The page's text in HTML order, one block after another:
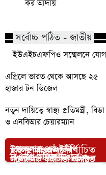
কর আদায়
সর্বোচ্চ পঠিত - জাতীয়
ইউএইচএফপিও সম্মেলনে যোগ
এপ্রিলে ভারত থেকে আসছে ২৫
হাজার টন ডিজেল
নতুন দায়িত্বে স্বাস্থ্য প্রতিমন্ত্রী, বিডা
ও এনবিআর চেয়ারম্যান
আপনার জন্য নির্বাচিত
মহিপুর মহিলা দলের
সাংগঠনিক কর্মীসভা অনুষ্ঠিত
উপজেলায় শ্রেষ্ঠ ইউপি
চেয়ারম্যান নির্বাচিত রফিকুল
আলম
বিএনপি অফিস ভাঙচুর ও
অগ্নিসংযোগের মামলায় সাবেক